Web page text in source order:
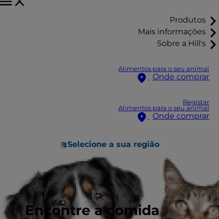
Produtos
Mais informações
Sobre a Hill's
Alimentos para o seu animal
Onde comprar
Registar
Alimentos para o seu animal
Onde comprar
Selecione a sua região
Encontre a comida